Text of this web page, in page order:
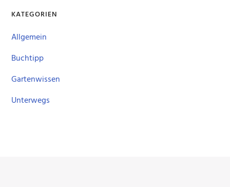
KATEGORIEN
Allgemein
Buchtipp
Gartenwissen
Unterwegs